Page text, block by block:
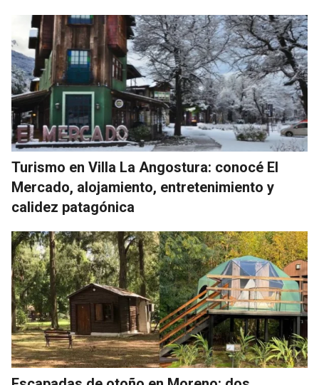
Turismo en Villa La Angostura: conocé El
Mercado, alojamiento, entretenimiento y
calidez patagónica